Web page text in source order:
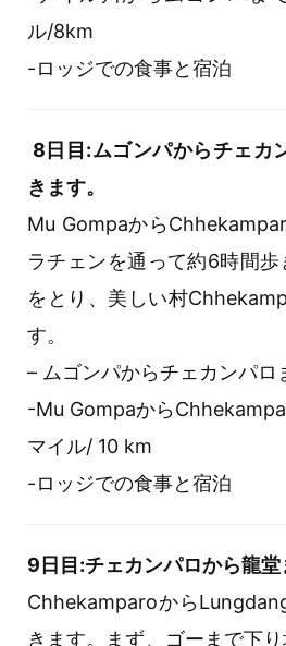
ル/8km
-ロッジでの食事と宿泊
8日目:ムゴンパからチェカ
きます。
Mu Gompaから
ラチェンを通って約6時間
をとり、美しい村
す。
– ムゴンパからチェカンパロ
-Mu Gompaから
マイル/ 10 km
-ロッジでの食事と宿泊
9日目:チェカンパロから龍
Chhekamparoから
きます。まず、ゴーまで下